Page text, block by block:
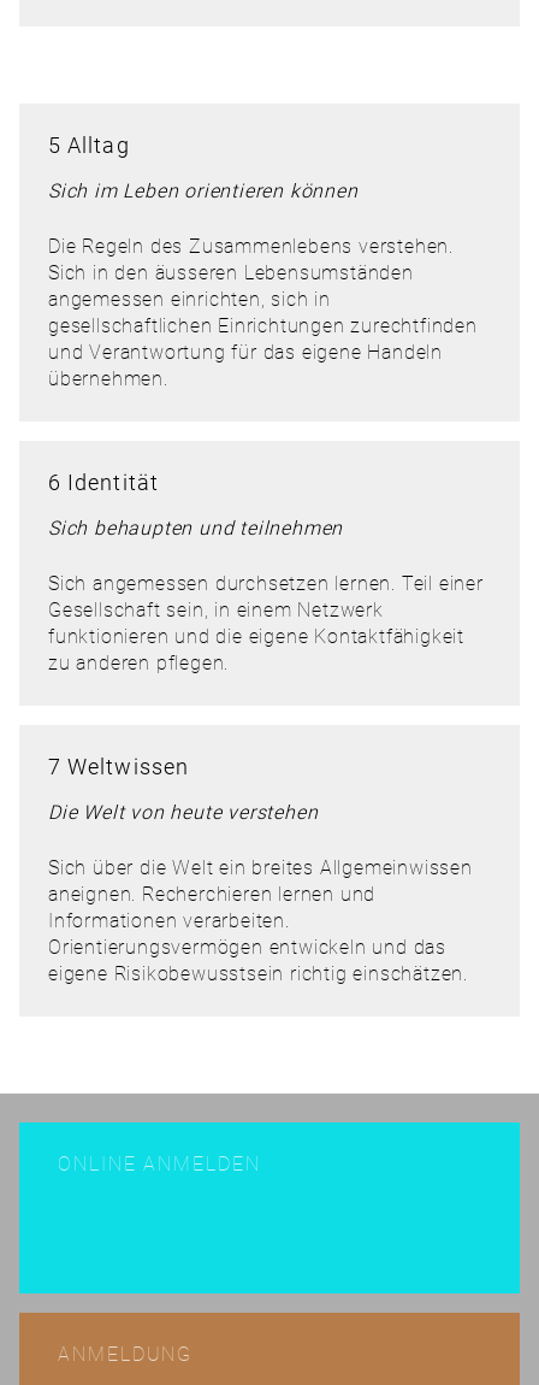
5 Alltag
Sich im Leben orientieren können
Die Regeln des Zusammenlebens verstehen.
Sich in den äusseren Lebensumständen
angemessen einrichten, sich in
gesellschaftlichen Einrichtungen zurechtfinden
und Verantwortung für das eigene Handeln
übernehmen.
6 Identität
Sich behaupten und teilnehmen
Sich angemessen durchsetzen lernen. Teil einer
Gesellschaft sein, in einem Netzwerk
funktionieren und die eigene Kontaktfähigkeit
zu anderen pflegen.
7 Weltwissen
Die Welt von heute verstehen
Sich über die Welt ein breites Allgemeinwissen
aneignen. Recherchieren lernen und
Informationen verarbeiten.
Orientierungsvermögen entwickeln und das
eigene Risikobewusstsein richtig einschätzen.
ONLINE ANMELDEN
ANMELDUNG